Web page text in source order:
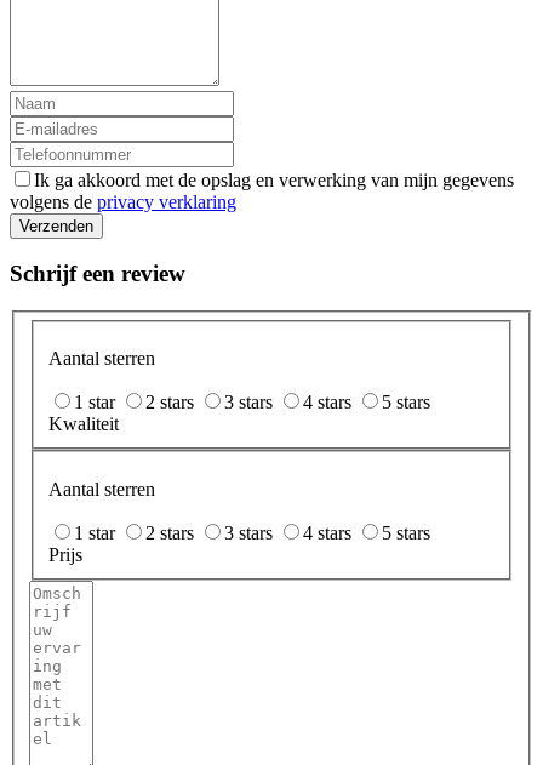
Ik ga akkoord met de opslag en verwerking van mijn gegevens
volgens de privacy verklaring
Verzenden
Schrijf een review
Aantal sterren
1 star 2 stars 3 stars 4 stars
5 stars
Kwaliteit
Aantal sterren
1 star 2 stars 3 stars 4 stars
5 stars
Prijs